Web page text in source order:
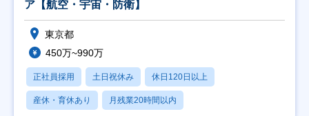
ア【航空・宇宙・防衛】
東京都
450万~990万
正社員採用 土日祝休み 休日120日以上
産休・育休あり 月残業20時間以内